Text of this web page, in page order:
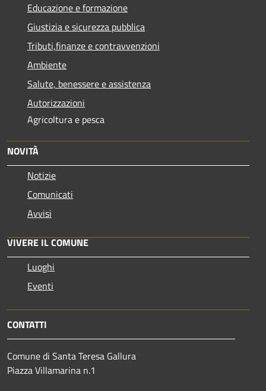
Educazione e formazione
Giustizia e sicurezza pubblica
Tributi,finanze e contravvenzioni
Ambiente
Salute, benessere e assistenza
Autorizzazioni
Agricoltura e pesca
NOVITÀ
Notizie
Comunicati
Avvisi
VIVERE IL COMUNE
Luoghi
Eventi
CONTATTI
Comune di Santa Teresa Gallura
Piazza Villamarina n.1